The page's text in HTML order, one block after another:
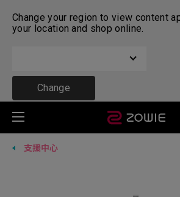
Change your region to view content
your location and shop online.
Change
支援中心